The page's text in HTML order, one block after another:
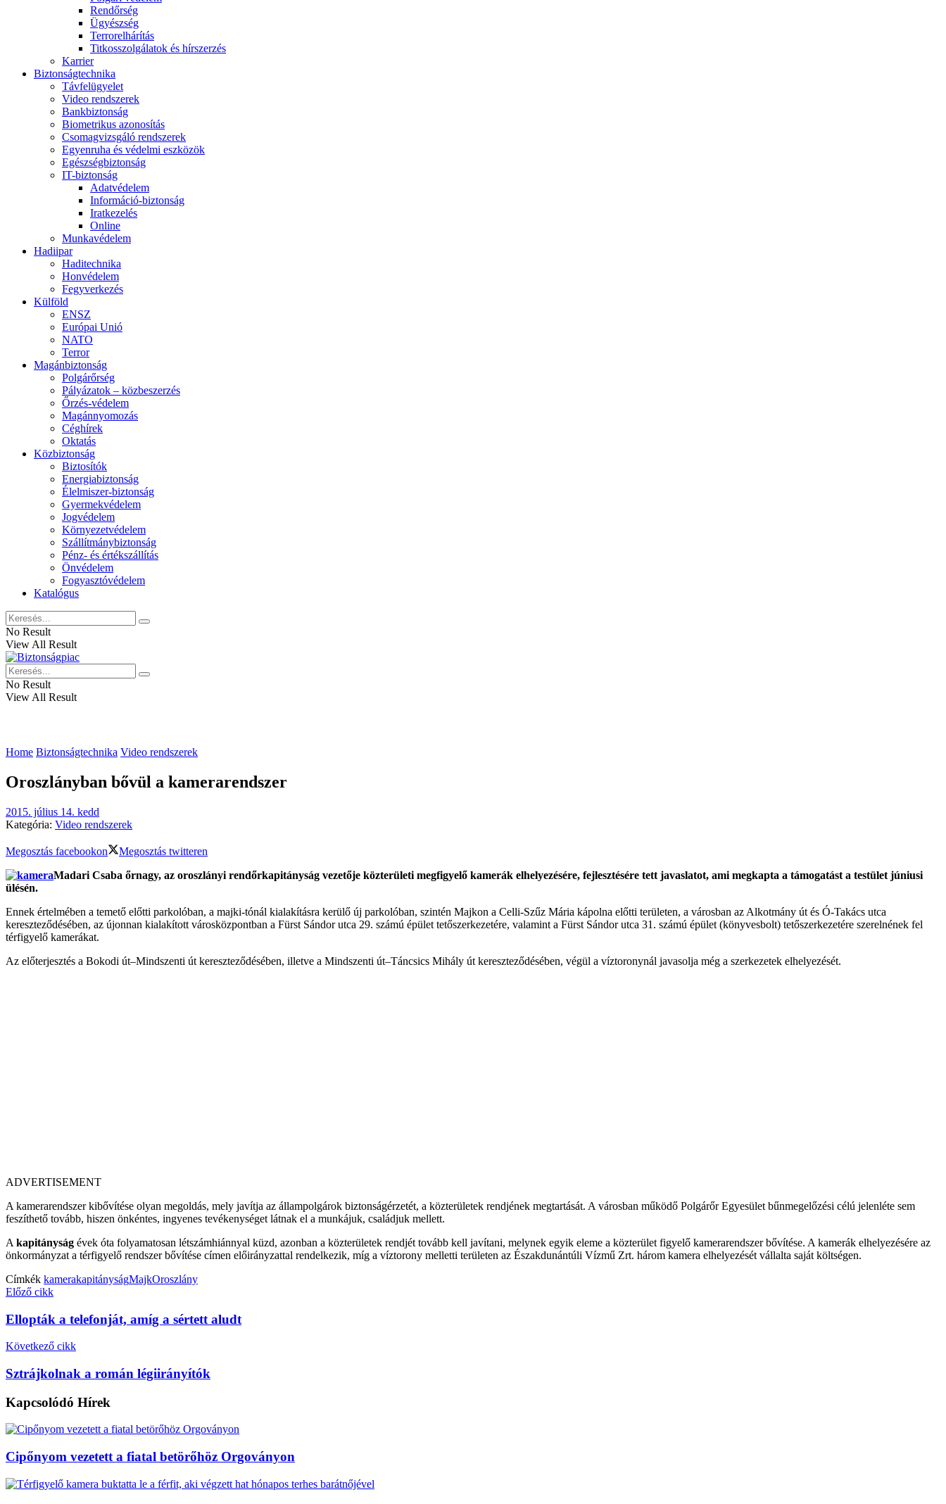
Rendőrség
Ügyészség
Terrorelhárítás
Titkosszolgálatok és hírszerzés
Karrier
Biztonságtechnika
Távfelügyelet
Video rendszerek
Bankbiztonság
Biometrikus azonosítás
Csomagvizsgáló rendszerek
Egyenruha és védelmi eszközök
Egészségbiztonság
IT-biztonság
Adatvédelem
Információ-biztonság
Iratkezelés
Online
Munkavédelem
Hadiipar
Haditechnika
Honvédelem
Fegyverkezés
Külföld
ENSZ
Európai Unió
NATO
Terror
Magánbiztonság
Polgárőrség
Pályázatok – közbeszerzés
Őrzés-védelem
Magánnyomozás
Céghírek
Oktatás
Közbiztonság
Biztosítók
Energiabiztonság
Élelmiszer-biztonság
Gyermekvédelem
Jogvédelem
Környezetvédelem
Szállítmánybiztonság
Pénz- és értékszállítás
Önvédelem
Fogyasztóvédelem
Katalógus
No Result
View All Result
No Result
View All Result
Home Biztonságtechnika Video rendszerek
Oroszlányban bővül a kamerarendszer
2015. július 14. kedd
Kategória: Video rendszerek
Megosztás facebookon
Megosztás twitteren
Madari Csaba őrnagy, az oroszlányi rendőrkapitányság vezetője közterületi megfigyelő kamerák elhelyezésére, fejlesztésére tett javaslatot, ami megkapta a támogatást a testület júniusi
ülésén.
Ennek értelmében a temető előtti parkolóban, a majki-tónál kialakításra kerülő új parkolóban, szintén Majkon a Celli-Szűz Mária kápolna előtti területen, a városban az Alkotmány út és Ó-Takács utca
kereszteződésében, az újonnan kialakított városközpontban a Fürst Sándor utca 29. számú épület tetőszerkezetére, valamint a Fürst Sándor utca 31. számú épület (könyvesbolt) tetőszerkezetére szerelnének fel
térfigyelő kamerákat.
Az előterjesztés a Bokodi út–Mindszenti út kereszteződésében, illetve a Mindszenti út–Táncsics Mihály út kereszteződésében, végül a víztoronynál javasolja még a szerkezetek elhelyezését.
ADVERTISEMENT
A kamerarendszer kibővítése olyan megoldás, mely javítja az állampolgárok biztonságérzetét, a közterületek rendjének megtartását. A városban működő Polgárőr Egyesület bűnmegelőzési célú jelenléte sem
feszíthető tovább, hiszen önkéntes, ingyenes tevékenységet látnak el a munkájuk, családjuk mellett.
A kapitányság évek óta folyamatosan létszámhiánnyal küzd, azonban a közterületek rendjét tovább kell javítani, melynek egyik eleme a közterület figyelő kamerarendszer bővítése. A kamerák elhelyezésére az
önkormányzat a térfigyelő rendszer bővítése címen előirányzattal rendelkezik, míg a víztorony melletti területen az Északdunántúli Vízmű Zrt. három kamera elhelyezését vállalta saját költségen.
Címkék kamerakapitányságMajkOroszlány
Előző cikk
Ellopták a telefonját, amíg a sértett aludt
Következő cikk
Sztrájkolnak a román légiirányítók
Kapcsolódó Hírek
Cipőnyom vezetett a fiatal betörőhöz Orgoványon